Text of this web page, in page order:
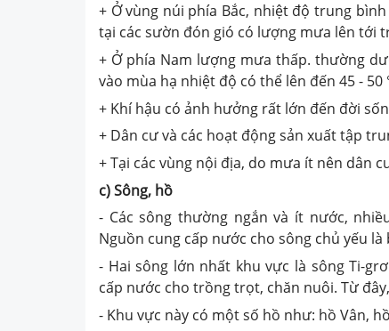
+ Ở vùng núi phía Bắc, nhiệt độ trung
tại các sườn đón gió có lượng mưa lên tới
+ Ở phía Nam lượng mưa thấp. thường
vào mùa hạ nhiệt độ có thể lên đến 45 - 50
+ Khí hậu có ảnh hưởng rất lớn đến đời
+ Dân cư và các hoạt động sản xuất tập
+ Tại các vùng nội địa, do mưa ít nên dân
c) Sông, hồ
- Các sông thường ngắn và ít nước,
Nguồn cung cấp nước cho sông chủ yếu
- Hai sông lớn nhất khu vực là sông Ti-
cấp nước cho trồng trọt, chăn nuôi. Từ
- Khu vực này có một số hồ như: hồ Vân,